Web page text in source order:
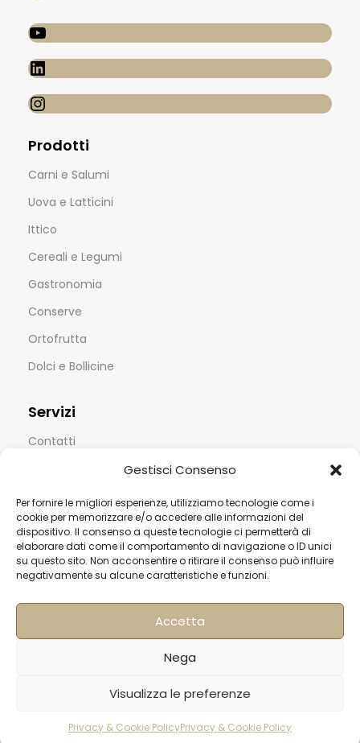
Gestisci Consenso
Per fornire le migliori esperienze, utilizziamo tecnologie come i
cookie per memorizzare e/o accedere alle informazioni del
dispositivo. Il consenso a queste tecnologie ci permetterà di
elaborare dati come il comportamento di navigazione o ID unici
su questo sito. Non acconsentire o ritirare il consenso può influire
negativamente su alcune caratteristiche e funzioni.
Accetta
Nega
Visualizza le preferenze
Privacy & Cookie PolicyPrivacy & Cookie Policy
Prodotti
Carni e Salumi
Uova e Latticini
Ittico
Cereali e Legumi
Gastronomia
Conserve
Ortofrutta
Dolci e Bollicine
Servizi
Contatti
Termini & Condizioni
Spedizioni
FAQ
Privacy & Cookie Policy
Informativa Newsletter
Iscriviti alla Newsletter
[mailup_form]
Via di Pietralata, 179